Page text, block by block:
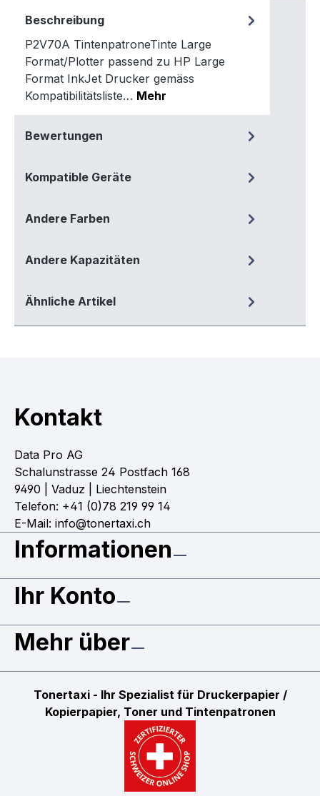
Beschreibung
P2V70A TintenpatroneTinte Large
Format/Plotter passend zu HP Large
Format InkJet Drucker gemäss
Kompatibilitätsliste… Mehr
Bewertungen
Kompatible Geräte
Andere Farben
Andere Kapazitäten
Ähnliche Artikel
Kontakt
Data Pro AG
Schalunstrasse 24 Postfach 168
9490 | Vaduz | Liechtenstein
Telefon: +41 (0)78 219 99 14
E-Mail: info@tonertaxi.ch
Informationen
Ihr Konto
Mehr über
Tonertaxi - Ihr Spezialist für Druckerpapier /
Kopierpapier, Toner und Tintenpatronen